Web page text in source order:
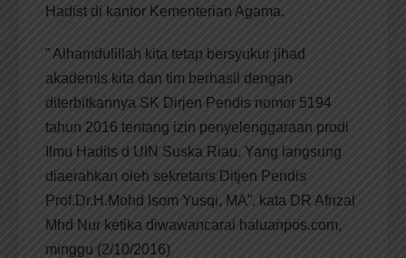
Hadist di kantor Kementerian Agama.
” Alhamdulillah kita tetap bersyukur jihad
akademis kita dan tim berhasil dengan
diterbitkannya SK Dirjen Pendis nomor 5194
tahun 2016 tentang izin penyelenggaraan prodi
Ilmu Hadits d UIN Suska Riau. Yang langsung
diaerahkan oleh sekretaris Ditjen Pendis
Prof.Dr.H.Mohd Isom Yusqi, MA”. kata DR Afrizal
Mhd Nur ketika diwawancarai haluanpos.com,
minggu (2/10/2016)